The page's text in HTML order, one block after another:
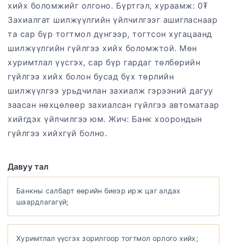
хийх боломжийг олгоно. Бүртгэл, хураамж: 0₮
Захиалгат шилжүүлгийн үйлчилгээг ашигласнаар
та сар бүр тогтмол дүнгээр, тогтсон хугацаанд
шилжүүлгийн гүйлгээ хийх боломжтой. Мөн
хуримтлал үүсгэх, сар бүр гардаг төлбөрийн
гүйлгээ хийх болон бусад бүх төрлийн
шилжүүлгээ урьдчилан захиалж гэрээний дагуу
заасан нөхцөлөөр захиалсан гүйлгээ автоматаар
хийгдэх үйлчилгээ юм. Жич: Банк хоорондын
гүйлгээ хийхгүй болно.
Давуу тал
Банкны салбарт өөрийн биеэр ирж цаг алдах
шаардлагагүй;
Хуримтлал үүсгэх зорилгоор тогтмол орлого хийх;